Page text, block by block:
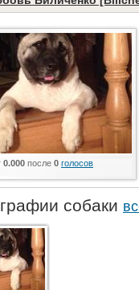
0.000 после 0 голосов
собаки